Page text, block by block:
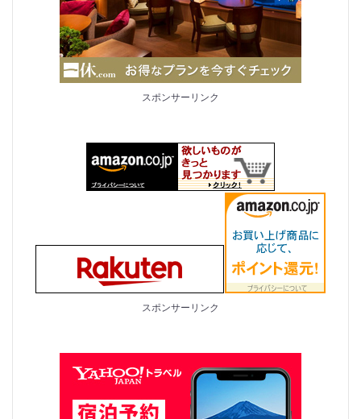
スポンサーリンク
スポンサーリンク